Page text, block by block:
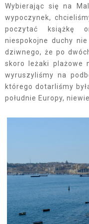
Wybierając się na
wypoczynek,
poczytać książkę
niespokojne duchy
dziwnego, że po
skoro leżaki plażowe
wyruszyliśmy na
którego dotarliśmy
południe Europy,